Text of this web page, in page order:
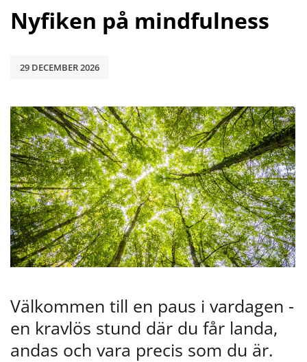
Nyfiken på mindfulness
29 DECEMBER 2026
Välkommen till en paus i vardagen -
en kravlös stund där du får landa,
andas och vara precis som du är.